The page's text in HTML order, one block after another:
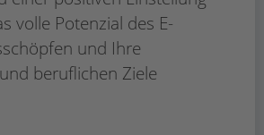
volle Potenzial des E-
und Ihre
beruflichen Ziele